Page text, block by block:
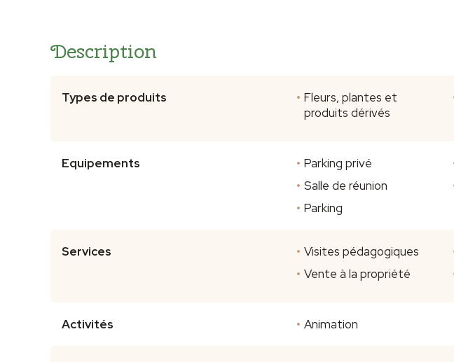
Description
Types de produits
Fleurs, plantes et
produits dérivés
Equipements
Parking privé
Salle de réunion
Parking
Services
Visites pédagogiques
Vente à la propriété
Activités Animation